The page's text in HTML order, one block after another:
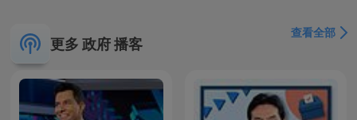
更多 政府 播客
查看全部